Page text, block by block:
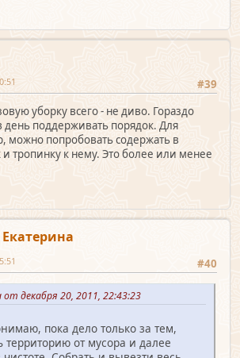
#39
уборку всего - не диво. Гораздо
день поддерживать порядок. Для
можно попробовать содержать в
и тропинку к нему. Это более или менее
#40
декабря 20, 2011, 22:43:23
пока дело только за тем,
территорию от мусора и далее